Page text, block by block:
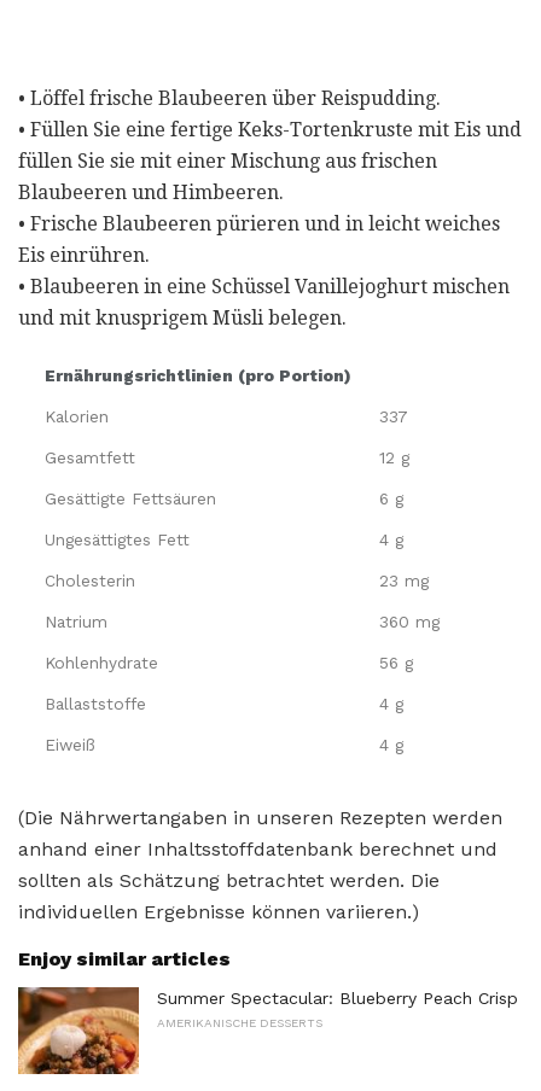
• Löffel frische Blaubeeren über Reispudding.
• Füllen Sie eine fertige Keks-Tortenkruste mit Eis und
füllen Sie sie mit einer Mischung aus frischen
Blaubeeren und Himbeeren.
• Frische Blaubeeren pürieren und in leicht weiches
Eis einrühren.
• Blaubeeren in eine Schüssel Vanillejoghurt mischen
und mit knusprigem Müsli belegen.
Ernährungsrichtlinien (pro Portion)
Kalorien 337
Gesamtfett 12 g
Gesättigte Fettsäuren 6 g
Ungesättigtes Fett 4 g
Cholesterin 23 mg
Natrium 360 mg
Kohlenhydrate 56 g
Ballaststoffe 4 g
Eiweiß 4 g
(Die Nährwertangaben in unseren Rezepten werden
anhand einer Inhaltsstoffdatenbank berechnet und
sollten als Schätzung betrachtet werden. Die
individuellen Ergebnisse können variieren.)
Enjoy similar articles
Summer Spectacular: Blueberry Peach Crisp
AMERIKANISCHE DESSERTS